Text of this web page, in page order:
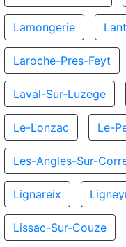
Lamongerie
Laroche-Pres-Feyt
Laval-Sur-Luzege
Le-Lonzac Le-
Les-Angles-Sur-
Lignareix
Lissac-Sur-Couze